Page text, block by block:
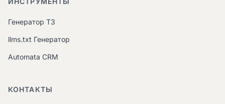
Генератор ТЗ
llms.txt Генератор
Automata CRM
КОНТАКТЫ